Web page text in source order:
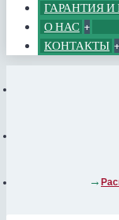
ГАРАНТИЯ И
О НАС +
КОНТАКТЫ +